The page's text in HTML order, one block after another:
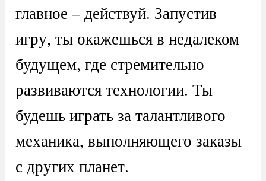
главное – действуй. Запустив
игру, ты окажешься в недалеком
будущем, где стремительно
развиваются технологии. Ты
будешь играть за талантливого
механика, выполняющего заказы
с других планет.